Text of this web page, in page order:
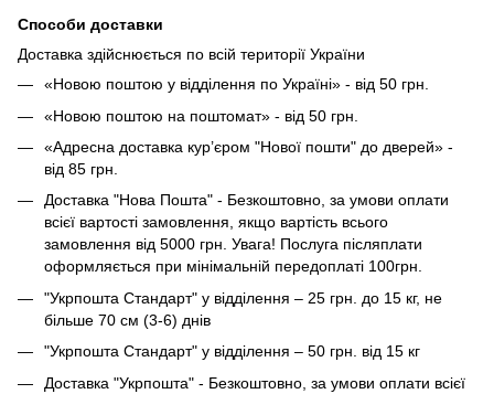
Способи доставки
Доставка здійснюється по всій території України
«Новою поштою у відділення по Україні» - від 50 грн.
«Новою поштою на поштомат» - від 50 грн.
«Адресна доставка кур’єром "Нової пошти" до дверей» -
від 85 грн.
Доставка "Нова Пошта" - Безкоштовно, за умови оплати
всієї вартості замовлення, якщо вартість всього
замовлення від 5000 грн. Увага! Послуга післяплати
оформляється при мінімальній передоплаті 100грн.
"Укрпошта Стандарт" у відділення – 25 грн. до 15 кг, не
більше 70 см (3-6) днів
"Укрпошта Стандарт" у відділення – 50 грн. від 15 кг
Доставка "Укрпошта" - Безкоштовно, за умови оплати всієї